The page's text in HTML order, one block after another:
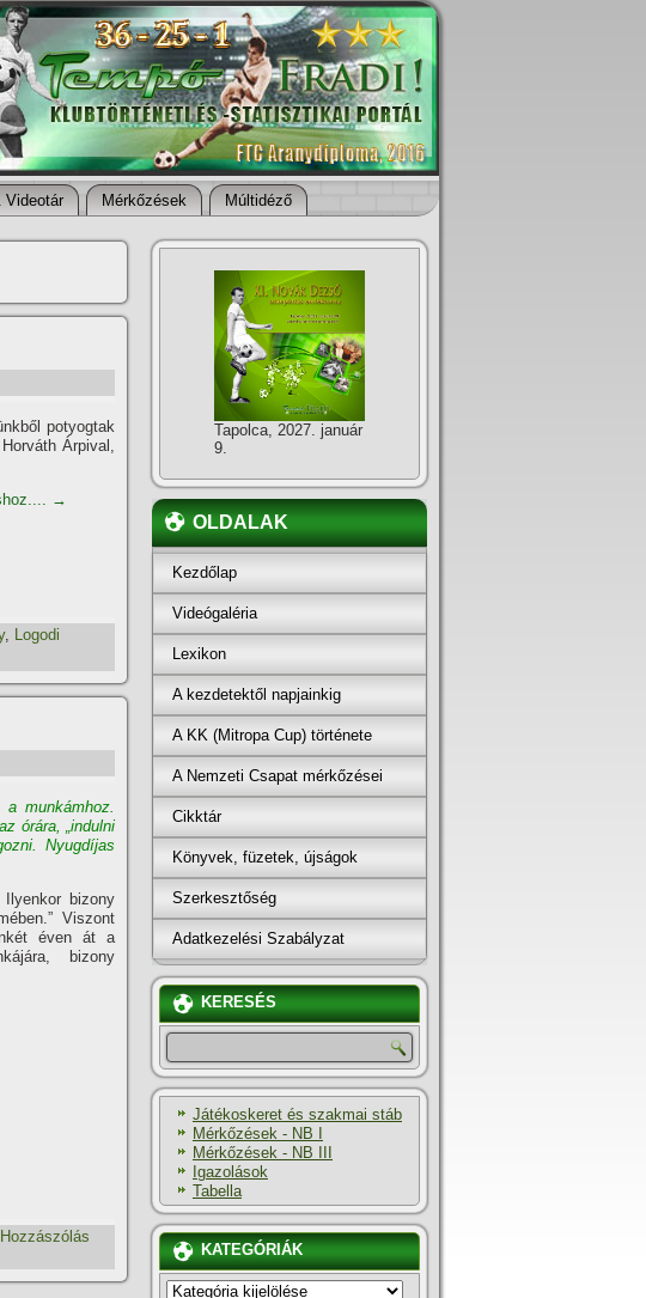
Videotár Mérkőzések Múltidéző
potyogtak
Árpival,
→
, Logodi
munkámhoz.
órára, „indulni
Nyugdí­jas
bizony
Viszont
éven át a
bizony
Hozzászólás
Tapolca, 2027. január
9.
OLDALAK
Kezdőlap
Videógaléria
Lexikon
A kezdetektől napjainkig
A KK (Mitropa Cup) története
A Nemzeti Csapat mérkőzései
Cikktár
Könyvek, füzetek, újságok
Szerkesztőség
Adatkezelési Szabályzat
KERESÉS
Játékoskeret és szakmai stáb
Mérkőzések - NB I
Mérkőzések - NB III
Igazolások
Tabella
KATEGÓRIÁK
KATEGÓRIÁK